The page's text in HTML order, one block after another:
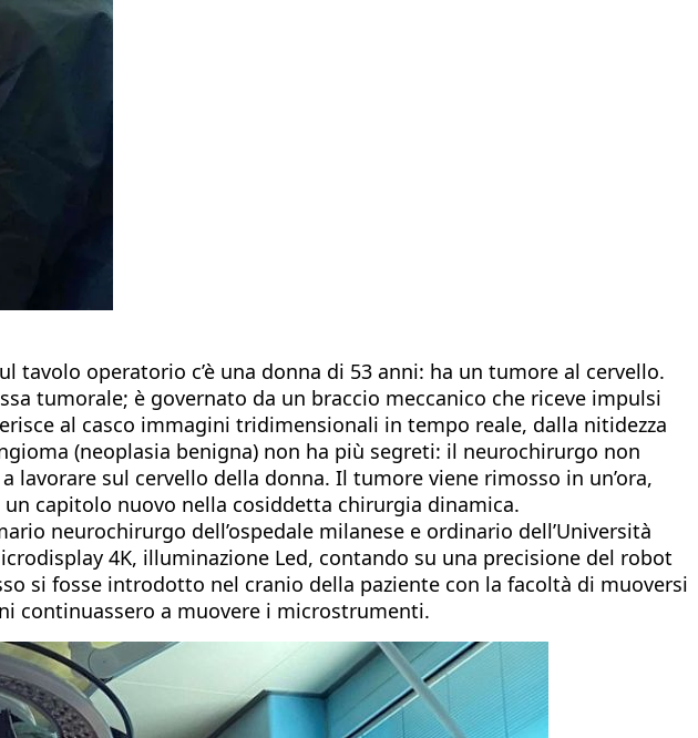
tavolo operatorio c’è una donna di 53 anni: ha un tumore al cervello.
tumorale; è governato da un braccio meccanico che riceve impulsi
al casco immagini tridimensionali in tempo reale, dalla nitidezza
(neoplasia benigna) non ha più segreti: il neurochirurgo non
sul cervello della donna. Il tumore viene rimosso in un’ora,
capitolo nuovo nella cosiddetta chirurgia dinamica.
neurochirurgo dell’ospedale milanese e ordinario dell’Università
4K, illuminazione Led, contando su una precisione del robot
si fosse introdotto nel cranio della paziente con la facoltà di muoversi
continuassero a muovere i microstrumenti.